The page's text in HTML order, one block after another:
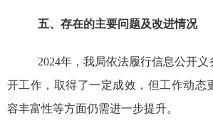
五、存在的主要问题及改进情况
2024年， 我局依法履行信息公开义
开工作，取得了一定成效，但工作动态
容丰富性等方面仍需进一步提升。